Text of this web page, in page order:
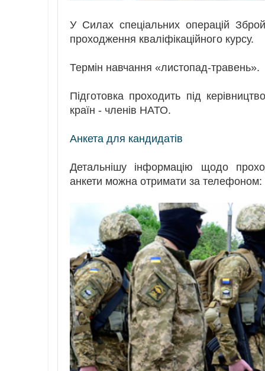
У Силах спеціальних операцій
проходження кваліфікаційного курсу.
Термін навчання «листопад-травень».
Підготовка проходить під
країн - членів НАТО.
Анкета для кандидатів
Детальнішу інформацію щодо
анкети можна отримати за